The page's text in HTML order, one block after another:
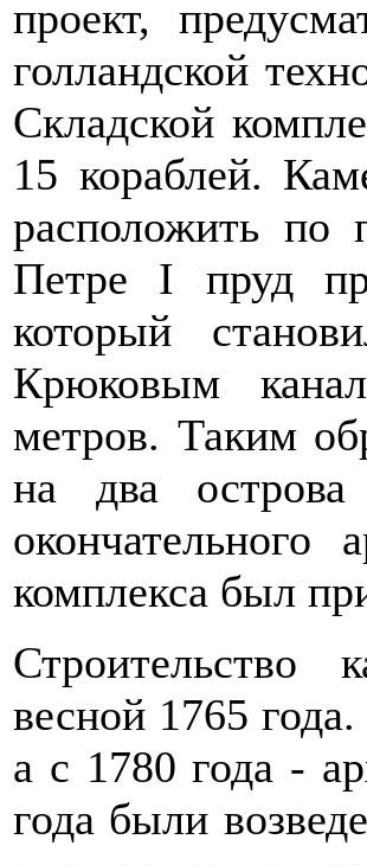
проект,
голландской
Складской
15 кораблей.
расположить по
Петре I пруд
который
Крюковым
метров. Таким
на два
окончательного
комплекса был
Строительство
весной 1765
а с 1780 года -
года были